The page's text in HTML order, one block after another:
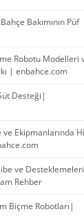
Bakımının Püf
Robotu Modelleri
| enbahce.com
Desteği|
ve Ekipmanlarında
ve
Rehber
Biçme Robotları|